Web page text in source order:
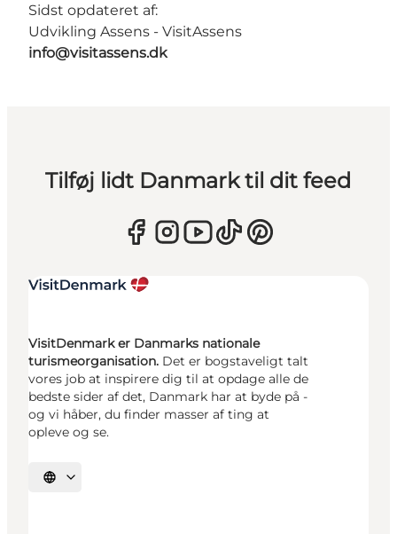
Sidst opdateret af:
Udvikling Assens - VisitAssens
info@visitassens.dk
Tilføj lidt Danmark til dit feed
VisitDenmark er Danmarks nationale
turismeorganisation. Det er bogstaveligt talt
vores job at inspirere dig til at opdage alle de
bedste sider af det, Danmark har at byde på -
og vi håber, du finder masser af ting at
opleve og se.
Vælg sprog